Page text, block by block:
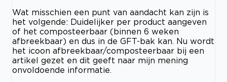
Wat misschien een punt van aandacht kan zijn is
het volgende: Duidelijker per product aangeven
of het composteerbaar (binnen 6 weken
afbreekbaar) en dus in de GFT-bak kan. Nu wordt
het icoon afbreekbaar/composteerbaar bij een
artikel gezet en dit geeft naar mijn mening
onvoldoende informatie.